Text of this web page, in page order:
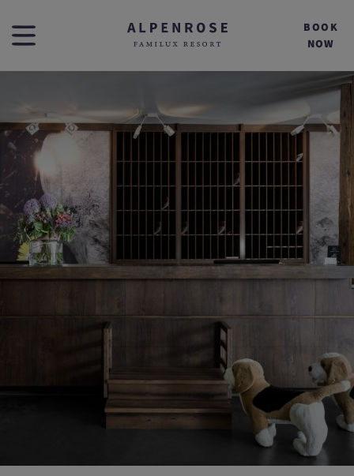
BOOK
NOW